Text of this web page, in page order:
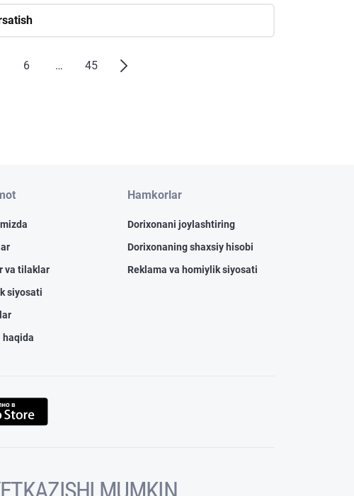
6 … 45
va tilaklar
siyosati
haqida
Hamkorlar
Dorixonani joylashtiring
Dorixonaning shaxsiy hisobi
Reklama va homiylik siyosati
MUMKIN